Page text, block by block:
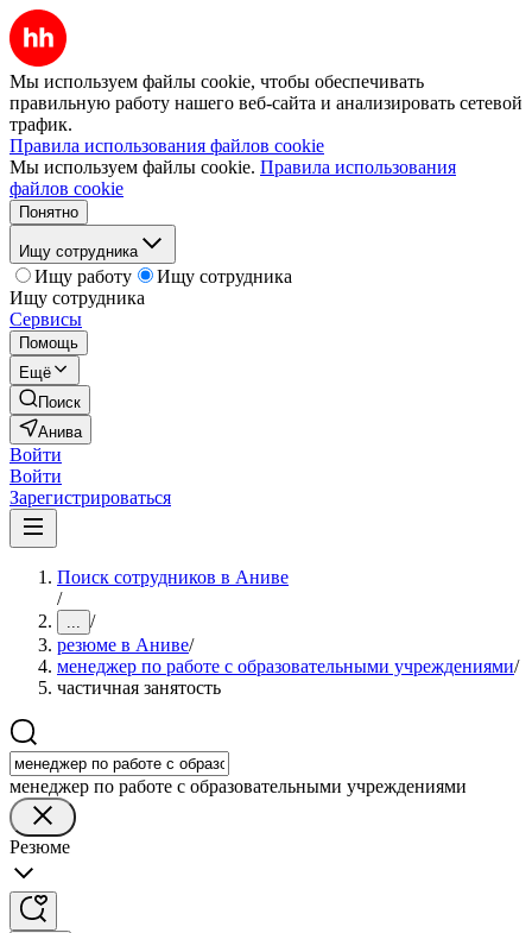
Мы используем файлы cookie, чтобы обеспечивать
правильную работу нашего веб-сайта и анализировать сетевой
трафик.
Правила использования файлов cookie
Мы используем файлы cookie. Правила использования
файлов cookie
Понятно
Ищу сотрудника
Ищу работу
Ищу сотрудника
Ищу сотрудника
Сервисы
Помощь
Ещё
Поиск
Анива
Войти
Войти
Зарегистрироваться
Поиск сотрудников в Аниве
/
... /
резюме в Аниве/
менеджер по работе с образовательными учреждениями/
частичная занятость
менеджер по работе с образовательными учреждениями
Резюме